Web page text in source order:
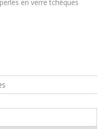
perles en verre tchèques